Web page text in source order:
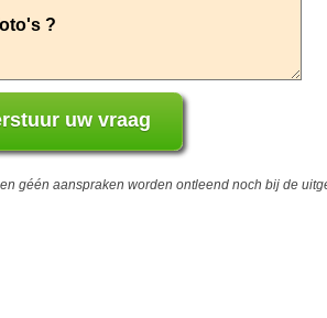
géén aanspraken worden ontleend noch bij de